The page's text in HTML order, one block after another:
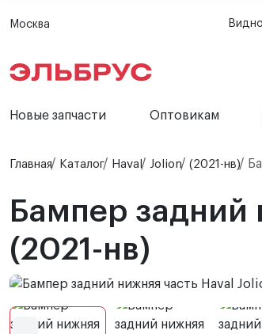
Москва
Новые запчасти Оптовикам
Главная Каталог Haval Jolion (2021-нв)
Бампер задний
(2021-нв)